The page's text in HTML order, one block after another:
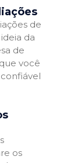
de
da
de
você
os